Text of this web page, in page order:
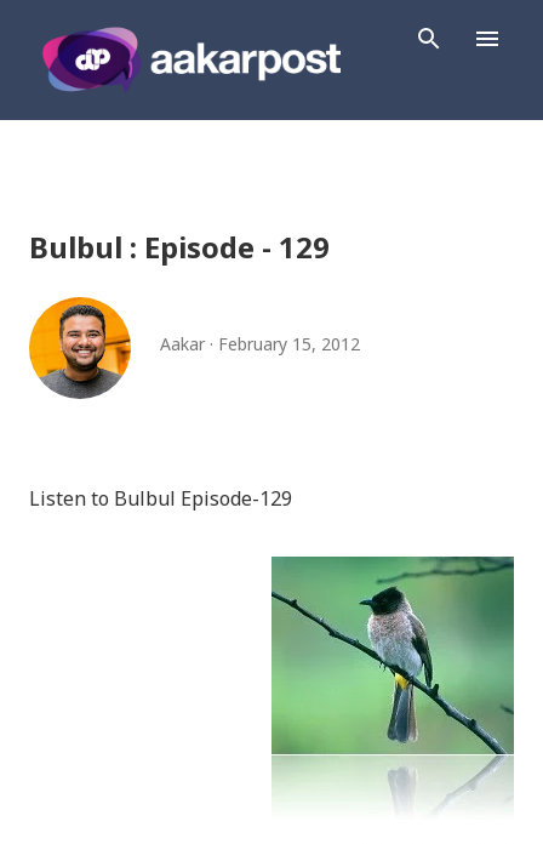
Bulbul : Episode - 129
Aakar February 15, 2012
Listen to Bulbul Episode-129